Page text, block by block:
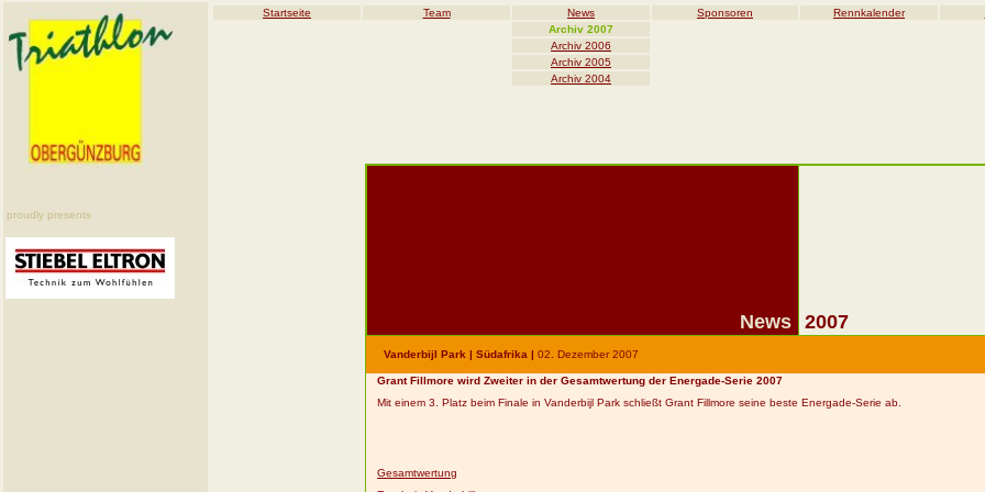
proudly presents
Startseite Team News Sponsoren Rennkalender
Archiv 2007
Archiv 2006
Archiv 2005
Archiv 2004
News 2007
Vanderbijl Park | Südafrika | 02. Dezember 2007
Grant Fillmore wird Zweiter in der Gesamtwertung der Energade-Serie 2007
Mit einem 3. Platz beim Finale in Vanderbijl Park schließt Grant Fillmore seine beste Energade-Serie ab.
Gesamtwertung